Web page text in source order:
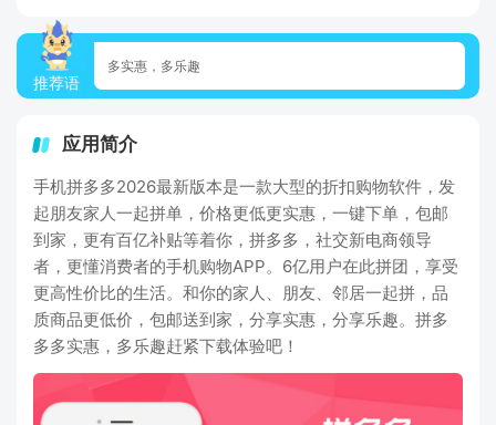
推荐语
多实惠，多乐趣
应用简介
手机拼多多2026最新版本是一款大型的折扣购物软件，发
起朋友家人一起拼单，价格更低更实惠，一键下单，包邮
到家，更有百亿补贴等着你，拼多多，社交新电商领导
者，更懂消费者的手机购物APP。6亿用户在此拼团，享受
更高性价比的生活。和你的家人、朋友、邻居一起拼，品
质商品更低价，包邮送到家，分享实惠，分享乐趣。拼多
多多实惠，多乐趣赶紧下载体验吧！